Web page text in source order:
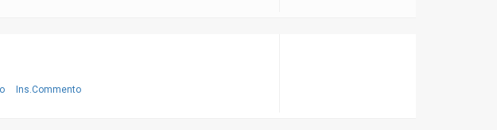
Ins.Commento